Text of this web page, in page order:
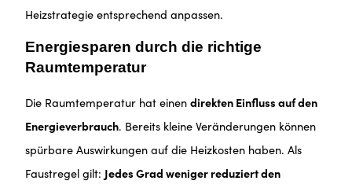
Heizstrategie entsprechend anpassen.
Energiesparen durch die richtige
Raumtemperatur
Die Raumtemperatur hat einendirekten Einfluss auf den
Energieverbrauch. Bereits kleine Veränderungen können
spürbare Auswirkungen auf die Heizkosten haben. Als
Faustregel gilt: Jedes Grad weniger reduziert den